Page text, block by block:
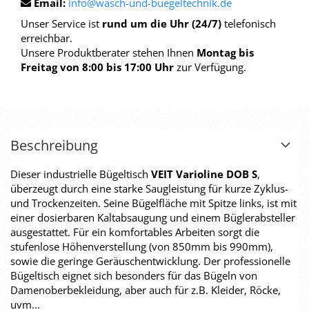
Email: info@wasch-und-buegeltechnik.de
Unser Service ist rund um die Uhr (24/7) telefonisch
erreichbar.
Unsere Produktberater stehen Ihnen Montag bis
Freitag von 8:00 bis 17:00 Uhr zur Verfügung.
Beschreibung
Dieser industrielle Bügeltisch VEIT Varioline DOB S,
überzeugt durch eine starke Saugleistung für kurze Zyklus-
und Trockenzeiten. Seine Bügelfläche mit Spitze links, ist mit
einer dosierbaren Kaltabsaugung und einem Büglerabsteller
ausgestattet. Für ein komfortables Arbeiten sorgt die
stufenlose Höhenverstellung (von 850mm bis 990mm),
sowie die geringe Geräuschentwicklung. Der professionelle
Bügeltisch eignet sich besonders für das Bügeln von
Damenoberbekleidung, aber auch für z.B. Kleider, Röcke,
uvm...